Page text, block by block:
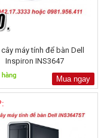
máy tính để bàn Dell
Inspiron INS3647
Mua ngay